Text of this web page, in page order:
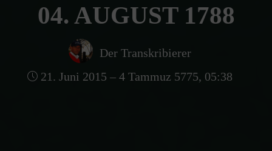
04. AUGUST 1788
Der Transkribierer
21. Juni 2015 – 4 Tammuz 5775, 05:38